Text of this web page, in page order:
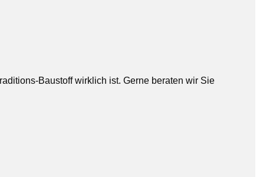
Baustoff wirklich ist. Gerne beraten wir Sie